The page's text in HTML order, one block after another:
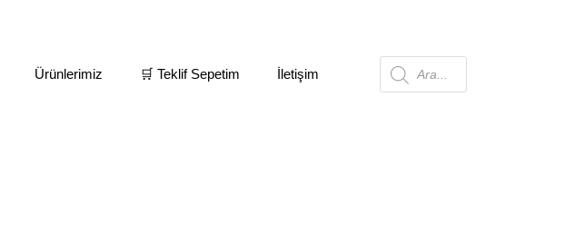
Ürünlerimiz 🛒 Teklif Sepetim İletişim Products